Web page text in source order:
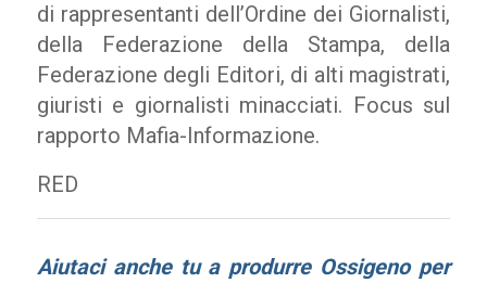
di rappresentanti dell’Ordine dei Giornalisti,
della Federazione della Stampa, della
Federazione degli Editori, di alti magistrati,
giuristi e giornalisti minacciati. Focus sul
rapporto Mafia-Informazione.
RED
Aiutaci anche tu a produrre Ossigeno per